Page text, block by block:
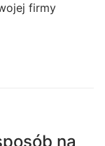
firmy
na